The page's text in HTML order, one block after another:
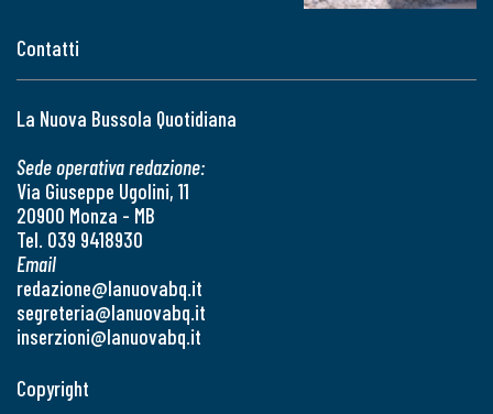
Contatti
La Nuova Bussola Quotidiana
Sede operativa redazione:
Via Giuseppe Ugolini, 11
20900 Monza - MB
Tel. 039 9418930
Email
redazione@lanuovabq.it
segreteria@lanuovabq.it
inserzioni@lanuovabq.it
Copyright